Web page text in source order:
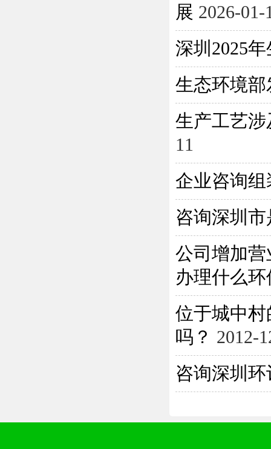
展 2026-01-
深圳2025
生态环境
生产工艺
11
企业咨询
咨询深圳
公司增加
办理什么
位于城中
吗？ 2012-
咨询深圳